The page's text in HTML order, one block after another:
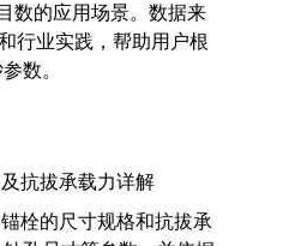
数的应用场景。数据来
行业实践，帮助用户根
数。
抗拔承载力详解
栓的尺寸规格和抗拔承